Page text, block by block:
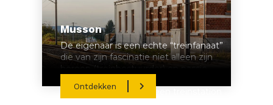
Musson
De eigenaar is een echte “treinfanaat”
die van zijn fascinatie niet alleen zijn
beroep (treinbestuurder) en passie
(modelbouw) heeft gemaakt, maar ook
nog eens besloot om een treinstation
Ontdekken